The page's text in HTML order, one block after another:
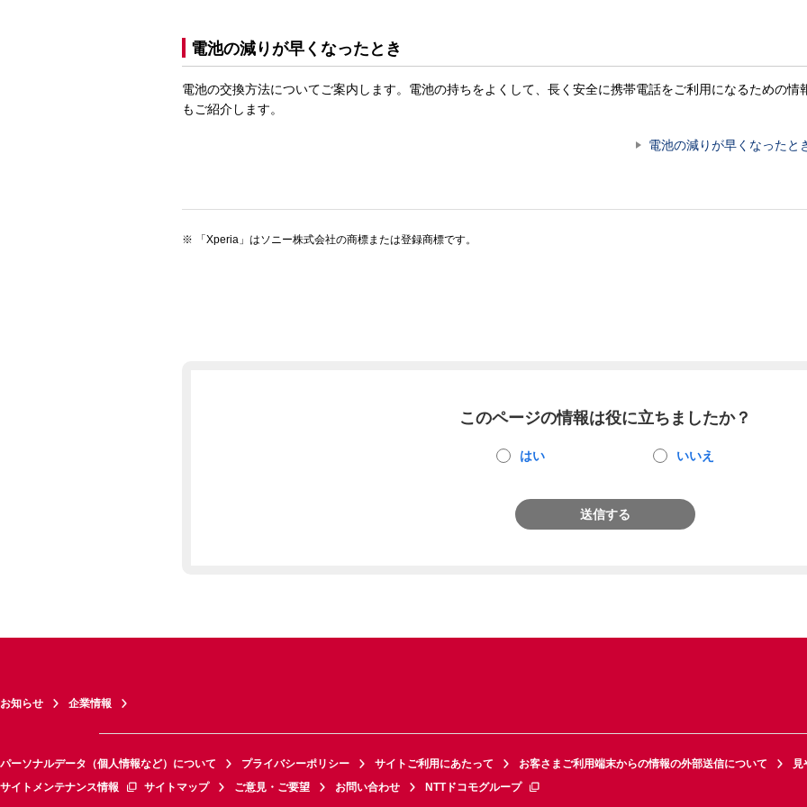
電池の減りが早くなったとき
電池の交換方法についてご案内します。電池の持ちをよくして、長く安全に携帯電話をご利用になるための情
もご紹介します。
電池の減りが早くなったと
「Xperia」はソニー株式会社の商標または登録商標です。
このページの情報は役に立ちましたか？
はい いいえ
送信する
お知らせ 企業情報
パーソナルデータ（個人情報など）について プライバシーポリシー サイトご利用にあたって お客さまご利用端末からの情報の外部送信について
見
サイトメンテナンス情報
サイトマップ ご意見・ご要望 お問い合わせ NTTドコモグループ